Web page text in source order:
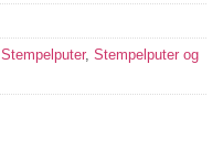
Stempelputer, Stempelputer og